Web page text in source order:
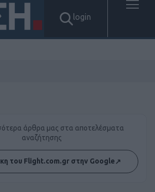
login
άρθρα μας στα αποτελέσματα
αναζήτησης
του Flight.com.gr στην Google↗